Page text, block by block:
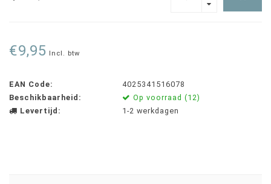
€9,95 Incl. btw
EAN Code:
4025341516078
Beschikbaarheid:
Op voorraad (12)
Levertijd:
1-2 werkdagen